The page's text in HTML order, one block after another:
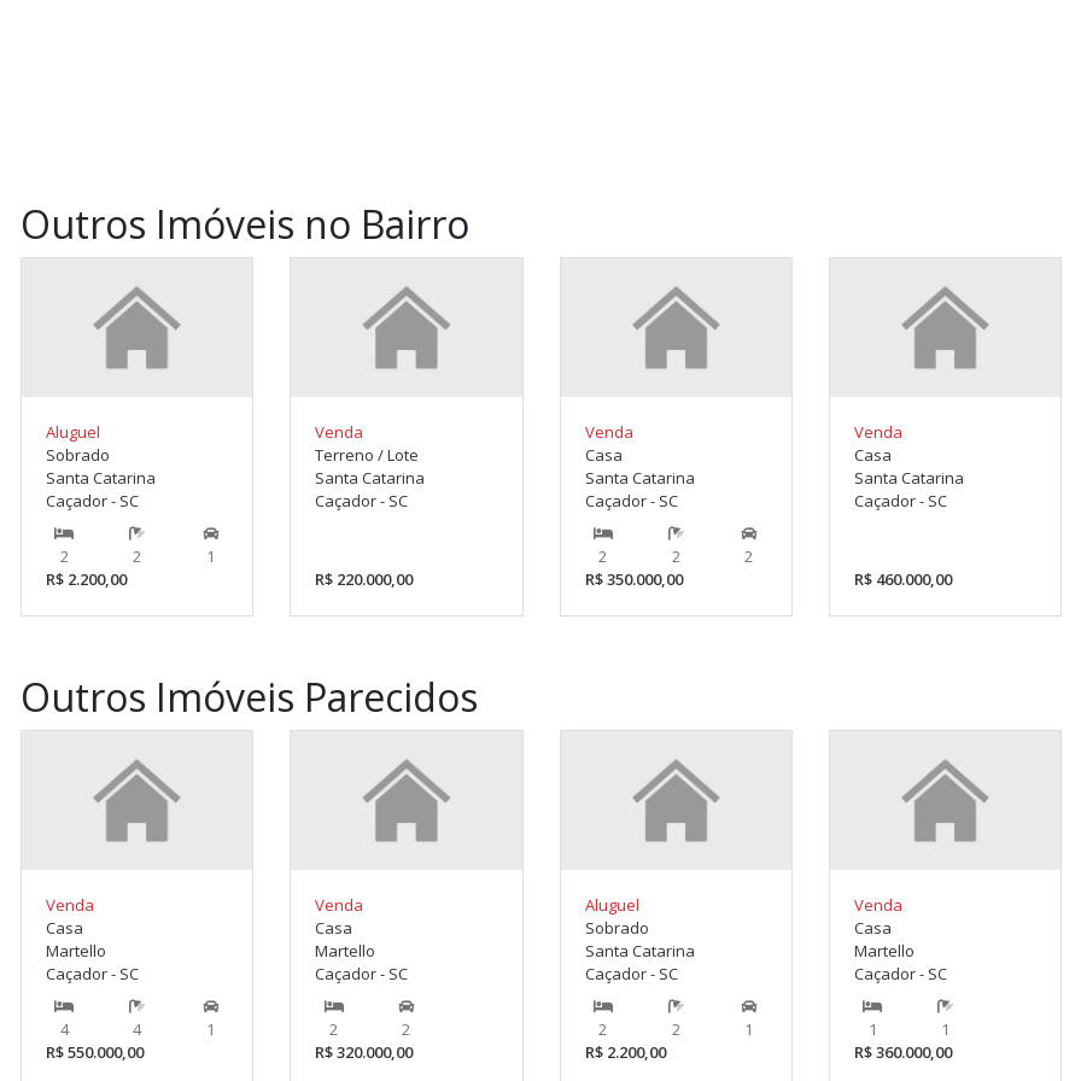
Outros Imóveis no Bairro
Aluguel
Sobrado
Santa Catarina
Caçador - SC
2 2
1
R$ 2.200,00
Venda
Terreno / Lote
Santa Catarina
Caçador - SC
R$ 220.000,00
Venda
Casa
Santa Catarina
Caçador - SC
2 2
2
R$ 350.000,00
Venda
Casa
Santa Catarina
Caçador - SC
R$ 460.000,00
Outros Imóveis Parecidos
Venda
Casa
Martello
Caçador - SC
4 4
1
R$ 550.000,00
Venda
Casa
Martello
Caçador - SC
2
2
R$ 320.000,00
Aluguel
Sobrado
Santa Catarina
Caçador - SC
2 2
1
R$ 2.200,00
Venda
Casa
Martello
Caçador - SC
1
1
R$ 360.000,00